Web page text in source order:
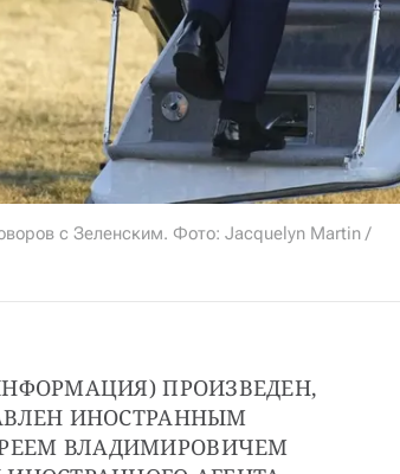
с Зеленским. Фото: Jacquelyn Martin /
ПРОИЗВЕДЕН,
ИНОСТРАННЫМ
ВЛАДИМИРОВИЧЕМ